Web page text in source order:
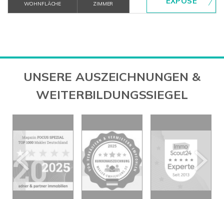
WOHNFLÄCHE
ZIMMER
UNSERE AUSZEICHNUNGEN &
WEITERBILDUNGSSIEGEL